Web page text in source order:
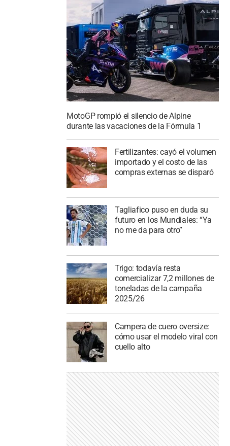
MotoGP rompió el silencio de Alpine
durante las vacaciones de la Fórmula 1
Fertilizantes: cayó el volumen
importado y el costo de las
compras externas se disparó
Tagliafico puso en duda su
futuro en los Mundiales: “Ya
no me da para otro”
Trigo: todavía resta
comercializar 7,2 millones de
toneladas de la campaña
2025/26
Campera de cuero oversize:
cómo usar el modelo viral con
cuello alto